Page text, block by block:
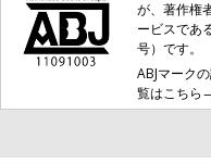
が、著作権
ービスであ
号）です。
ABJマーク
覧はこちら